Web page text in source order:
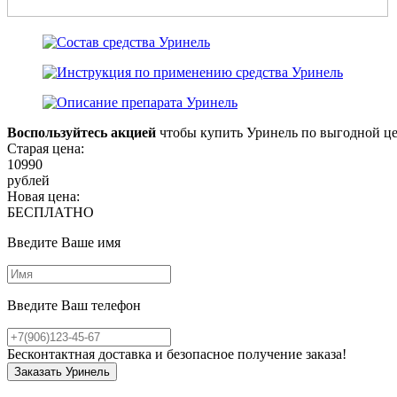
Воспользуйтесь акцией чтобы купить Уринель по выгодной
Старая цена:
10990
рублей
Новая цена:
БЕСПЛАТНО
Введите Ваше имя
Введите Ваш телефон
Бесконтактная доставка и безопасное получение заказа!
Заказать Уринель